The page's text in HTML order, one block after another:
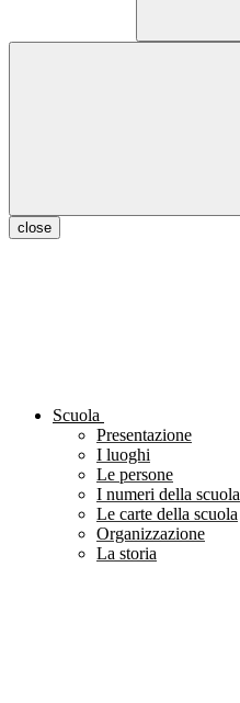
close
Scuola
Presentazione
I luoghi
Le persone
I numeri della scuola
Le carte della scuola
Organizzazione
La storia